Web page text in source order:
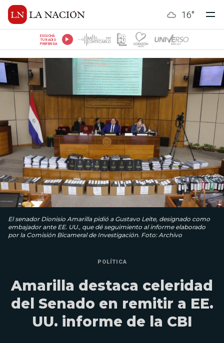
16°
ESCUCHÁ
TU RADIO
PREFERIDA
El senador Dionisio Amarilla pidió a Gustavo Leite, designado como
embajador ante EE. UU., que dé seguimiento al informe elaborado
por la Comisión Bicameral de Investigación. Foto: Archivo
POLÍTICA
Amarilla destaca celeridad
del Senado en remitir a EE.
UU. informe de la CBI